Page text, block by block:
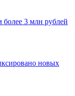
более 3 млн рублей
новых